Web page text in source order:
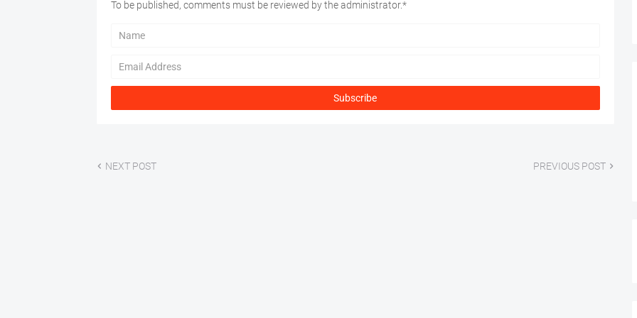
To be published, comments must be reviewed by the administrator.*
NEXT POST PREVIOUS POST